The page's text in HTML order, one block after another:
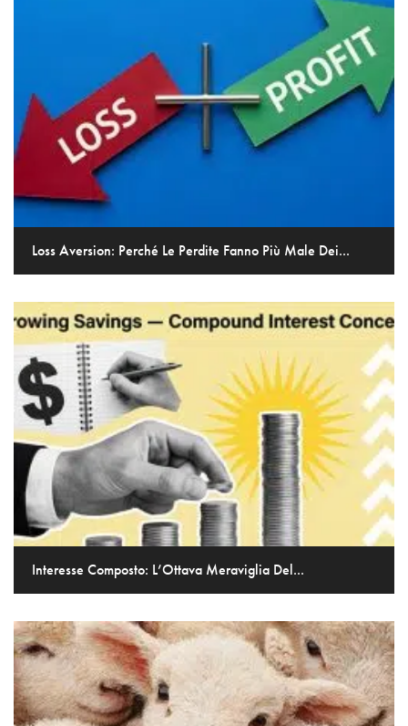
Loss Aversion: Perché Le Perdite Fanno Più Male Dei...
Interesse Composto: L’Ottava Meraviglia Del...